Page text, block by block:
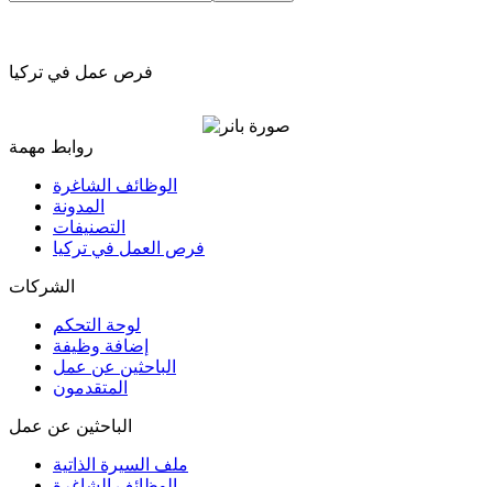
فرص عمل في تركيا
روابط مهمة
الوظائف الشاغرة
المدونة
التصنيفات
فرص العمل في تركيا
الشركات
لوحة التحكم
إضافة وظيفة
الباحثين عن عمل
المتقدمون
الباحثين عن عمل
ملف السيرة الذاتية